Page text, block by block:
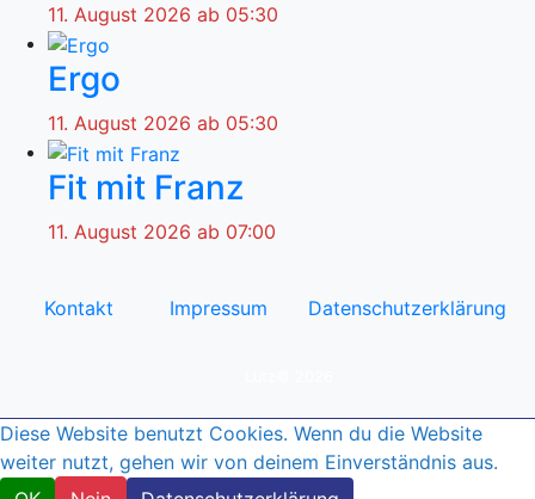
11. August 2026 ab 05:30
Ergo
11. August 2026 ab 05:30
Fit mit Franz
11. August 2026 ab 07:00
Kontakt Impressum Datenschutzerklärung
Diese Website benutzt Cookies. Wenn du die Website
weiter nutzt, gehen wir von deinem Einverständnis aus.